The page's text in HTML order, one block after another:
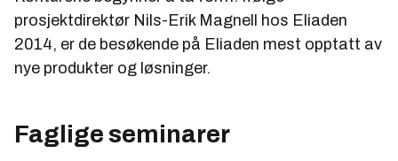
Industridagene, som tidligere ble arrangert hvert
fjerde år, skulle etter planen stått på plakaten i 2014.
Ifølge Elisabeth Schulze hos Norges Varemesse er
emballasje (4.-6. februar 2014).
prosjektdirektør Nils-Erik Magnell hos Eliaden
2014, er de besøkende på Eliaden mest opptatt av
nye produkter og løsninger.
Faglige seminarer